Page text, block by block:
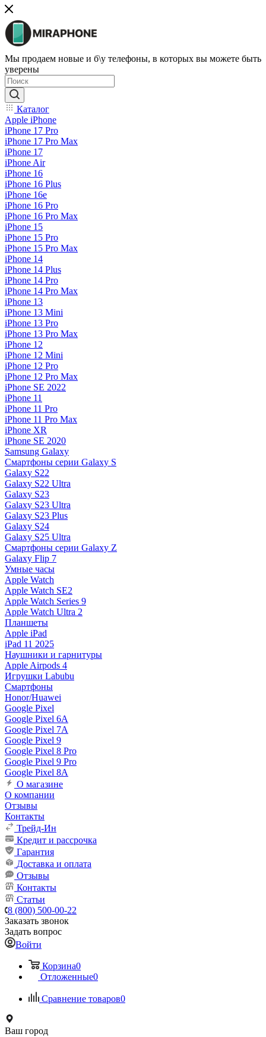
Мы продаем новые и б\у телефоны, в которых вы можете быть
уверены
Каталог
Apple iPhone
iPhone 17 Pro
iPhone 17 Pro Max
iPhone 17
iPhone Air
iPhone 16
iPhone 16 Plus
iPhone 16e
iPhone 16 Pro
iPhone 16 Pro Max
iPhone 15
iPhone 15 Pro
iPhone 15 Pro Max
iPhone 14
iPhone 14 Plus
iPhone 14 Pro
iPhone 14 Pro Max
iPhone 13
iPhone 13 Mini
iPhone 13 Pro
iPhone 13 Pro Max
iPhone 12
iPhone 12 Mini
iPhone 12 Pro
iPhone 12 Pro Max
iPhone SE 2022
iPhone 11
iPhone 11 Pro
iPhone 11 Pro Max
iPhone XR
iPhone SE 2020
Samsung Galaxy
Смартфоны серии Galaxy S
Galaxy S22
Galaxy S22 Ultra
Galaxy S23
Galaxy S23 Ultra
Galaxy S23 Plus
Galaxy S24
Galaxy S25 Ultra
Смартфоны серии Galaxy Z
Galaxy Flip 7
Умные часы
Apple Watch
Apple Watch SE2
Apple Watch Series 9
Apple Watch Ultra 2
Планшеты
Apple iPad
iPad 11 2025
Наушники и гарнитуры
Apple Airpods 4
Игрушки Labubu
Смартфоны
Honor/Huawei
Google Pixel
Google Pixel 6A
Google Pixel 7А
Google Pixel 9
Google Pixel 8 Pro
Google Pixel 9 Pro
Google Pixel 8A
О магазине
О компании
Отзывы
Контакты
Трейд-Ин
Кредит и рассрочка
Гарантия
Доставка и оплата
Отзывы
Контакты
Статьи
8 (800) 500-00-22
Заказать звонок
Задать вопрос
Войти
Корзина0
Отложенные0
Сравнение товаров0
Ваш город